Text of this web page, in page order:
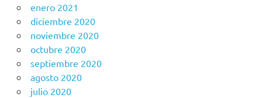
enero 2021
diciembre 2020
noviembre 2020
octubre 2020
septiembre 2020
agosto 2020
julio 2020